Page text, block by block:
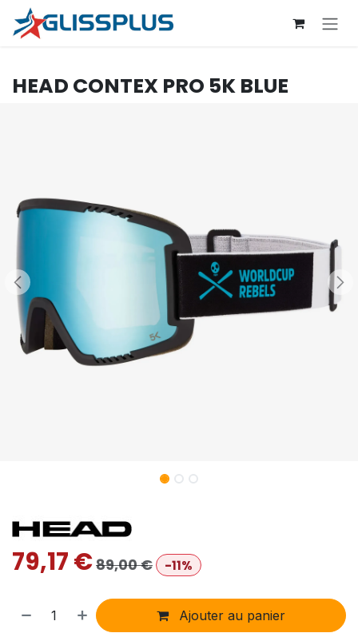
Se rendre au contenu
HEAD CONTEX PRO 5K BLUE
79,17€89,00€ -11%
Ajouter au panier